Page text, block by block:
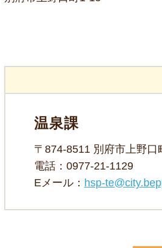
温泉課
〒874-8511 別府市上野口
電話： 0977-21-1129
Eメール： hsp-